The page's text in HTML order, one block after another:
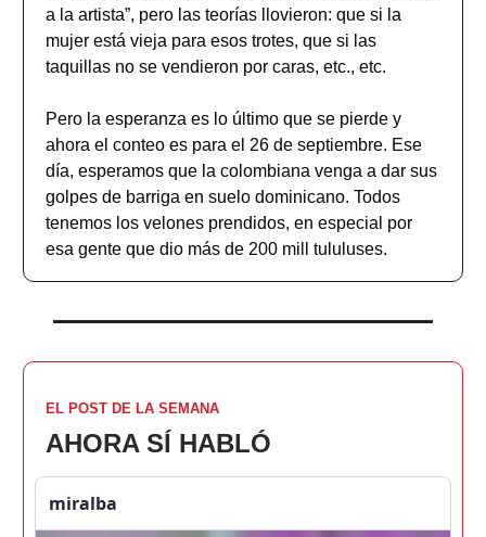
a la artista”, pero las teorías llovieron: que si la
mujer está vieja para esos trotes, que si las
taquillas no se vendieron por caras, etc., etc.
Pero la esperanza es lo último que se pierde y
ahora el conteo es para el 26 de septiembre. Ese
día, esperamos que la colombiana venga a dar sus
golpes de barriga en suelo dominicano. Todos
tenemos los velones prendidos, en especial por
esa gente que dio más de 200 mill tululuses.
EL POST DE LA SEMANA
AHORA SÍ HABLÓ
miralba